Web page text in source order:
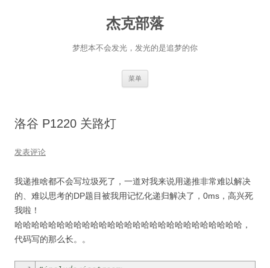
杰克部落
梦想本不会发光，发光的是追梦的你
菜单
洛谷 P1220 关路灯
发表评论
我递推啥都不会写垃圾死了，一道对我来说用递推非常难以解决
的、难以思考的DP题目被我用记忆化递归解决了，0ms，高兴死
我啦！
哈哈哈哈哈哈哈哈哈哈哈哈哈哈哈哈哈哈哈哈哈哈哈哈哈哈哈，
代码写的那么长。。